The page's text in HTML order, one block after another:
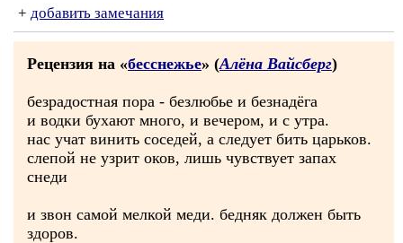
+ добавить замечания
Рецензия на «бесснежье» (Алёна Вайсберг)
безрадостная пора - безлюбье и безнадёга
и водки бухают много, и вечером, и с утра.
нас учат винить соседей, а следует бить царьков.
слепой не узрит оков, лишь чувствует запах
снеди
и звон самой мелкой меди. бедняк должен быть
здоров.